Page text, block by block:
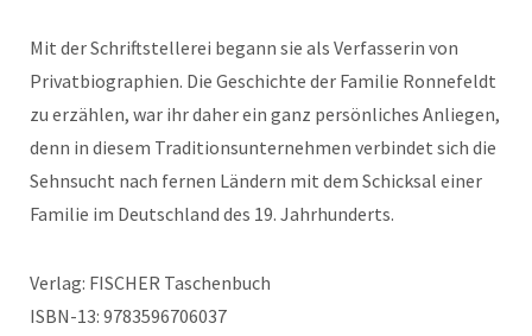
Mit der Schriftstellerei begann sie als Verfasserin von
Privatbiographien. Die Geschichte der Familie Ronnefeldt
zu erzählen, war ihr daher ein ganz persönliches Anliegen,
denn in diesem Traditionsunternehmen verbindet sich die
Sehnsucht nach fernen Ländern mit dem Schicksal einer
Familie im Deutschland des 19. Jahrhunderts.
Verlag: FISCHER Taschenbuch
ISBN-13: 9783596706037